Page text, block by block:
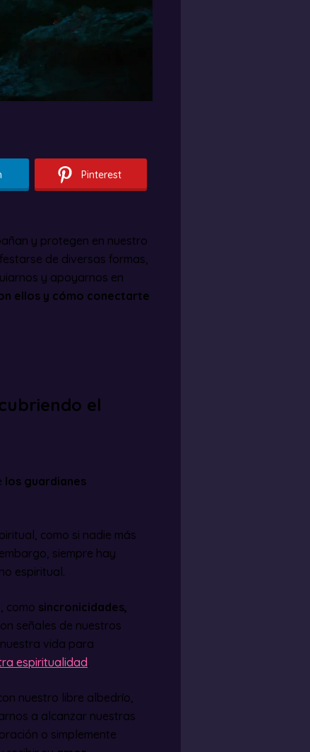
Pinterest
y protegen en nuestro
de diversas formas,
y apoyarnos en
ellos y cómo conectarte
el
los guardianes
como si nadie más
siempre hay
espiritual.
como sincronicidades,
señales de nuestros
vida para
espiritualidad.
nuestro libre albedrío,
a alcanzar nuestras
o simplemente